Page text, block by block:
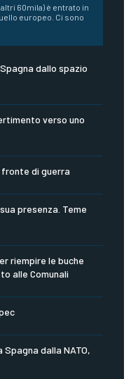
60mila) è entrato in
europeo. Ci sono
dallo spazio
verso uno
fronte di guerra
presenza. Teme
riempire le buche
alle Comunali
dalla NATO,